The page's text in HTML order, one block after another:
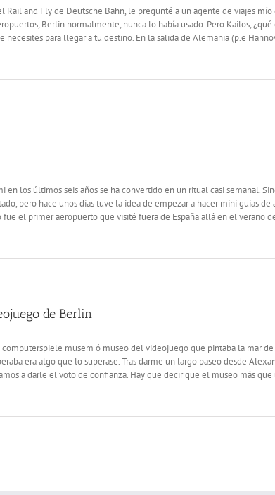
and Fly de Deutsche Bahn, le pregunté a un agente de viajes
Berlin normalmente, nunca lo había usado. Pero Kailos,
para llegar a tu destino. En la salida de Alemania (p.e
los últimos seis años se ha convertido en un ritual casi semanal.
pero hace unos días tuve la idea de empezar a hacer mini guías de
el primer aeropuerto que visité fuera de España allá en el verano
de Berlin
musem ó museo del videojuego que pintaba la mar
era algo que lo superase. Tras darme un largo paseo desde
a darle el voto de confianza. Hay que decir que el museo más que